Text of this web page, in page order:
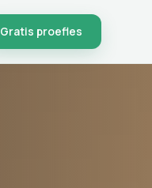
Gratis proefles